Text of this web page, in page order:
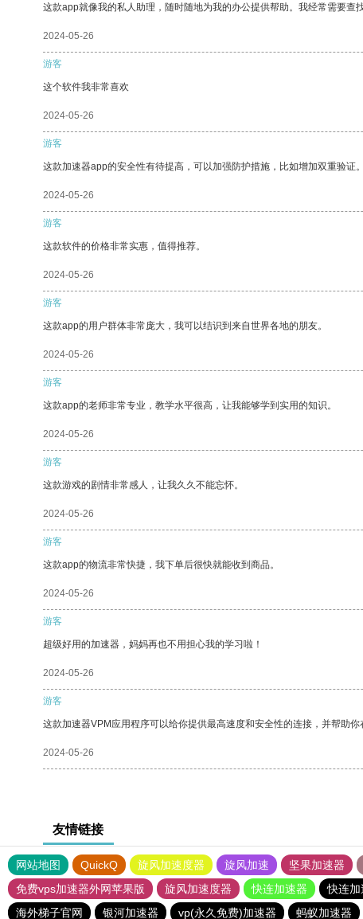
这款app就像我的私人助理，随时随地为我的办公提供帮助。我经常需要查
2024-05-26
游客
这个软件我非常喜欢
2024-05-26
游客
这款加速器app的安全性有待提高，可以加强防护措施，比如增加双重验证。
2024-05-26
游客
这款软件的价格非常实惠，值得推荐。
2024-05-26
游客
这款app的用户群体非常庞大，我可以结识到来自世界各地的朋友。
2024-05-26
游客
这款app的老师非常专业，教学水平很高，让我能够学到实用的知识。
2024-05-26
游客
这款游戏的剧情非常感人，让我久久不能忘怀。
2024-05-26
游客
这款app的物流非常快捷，我下单后很快就能收到商品。
2024-05-26
游客
超级好用的加速器，妈妈再也不用担心我的学习啦！
2024-05-26
游客
这款加速器VPM应用程序可以给你提供最高速度和安全性的连接，并帮助你
2024-05-26
友情链接
网站地图 QuickQ 旋风加速度器 旋风加速 坚果加速器
免费vps加速器外网苹果版
旋风加速度器 快连加速器 快连加
海外梯子官网
银河加速器 vp(永久免费)加速器 蚂蚁加速器